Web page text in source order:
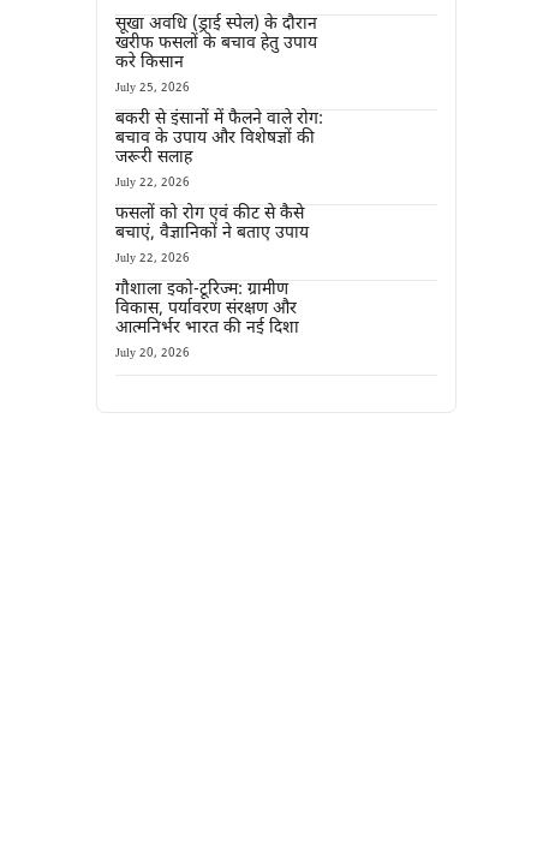
सूखा अवधि (ड्राई स्पेल) के दौरान
खरीफ फसलों के बचाव हेतु उपाय
करे किसान
July 25, 2026
बकरी से इंसानों में फैलने वाले रोग:
बचाव के उपाय और विशेषज्ञों की
जरूरी सलाह
July 22, 2026
फसलों को रोग एवं कीट से कैसे
बचाएं, वैज्ञानिकों ने बताए उपाय
July 22, 2026
गौशाला इको-टूरिज्म: ग्रामीण
विकास, पर्यावरण संरक्षण और
आत्मनिर्भर भारत की नई दिशा
July 20, 2026